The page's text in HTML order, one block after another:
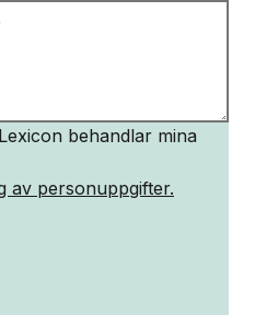
behandlar mina
av personuppgifter.